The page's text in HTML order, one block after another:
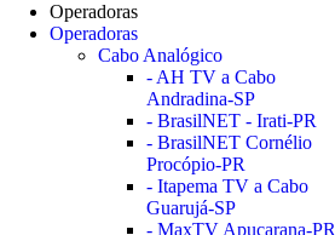
Operadoras
Operadoras
Cabo Analógico
- AH TV a Cabo
Andradina-SP
- BrasilNET - Irati-PR
- BrasilNET Cornélio
Procópio-PR
- Itapema TV a Cabo
Guarujá-SP
- MaxTV Apucarana-PR